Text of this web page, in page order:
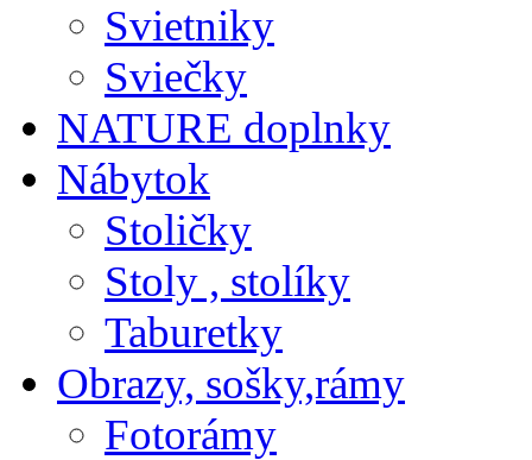
Svietniky
Sviečky
NATURE doplnky
Nábytok
Stoličky
Stoly , stolíky
Taburetky
Obrazy, sošky,rámy
Fotorámy